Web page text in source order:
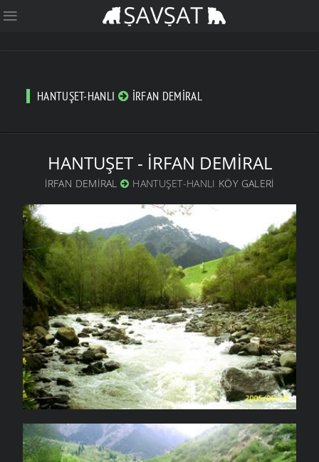
HANTUŞET-HANLI İRFAN DEMIRAL
HANTUŞET - İRFAN DEMIRAL
İRFAN DEMIRAL HANTUŞET-HANLI KÖY GALERI